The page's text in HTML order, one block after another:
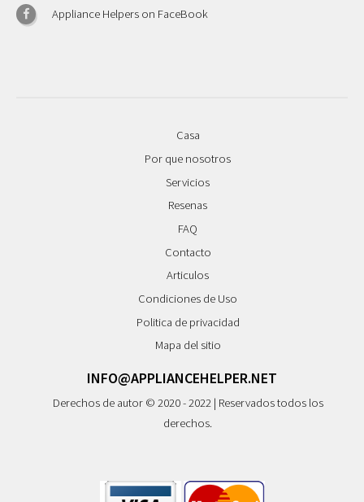
Appliance Helpers on FaceBook
Casa
Por que nosotros
Servicios
Resenas
FAQ
Contacto
Articulos
Condiciones de Uso
Politica de privacidad
Mapa del sitio
INFO@APPLIANCEHELPER.NET
Derechos de autor © 2020 - 2022 | Reservados todos los
derechos.